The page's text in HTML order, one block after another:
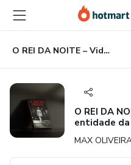
para
conteúdo
principal
para
pagamento
para
rodapé
O REI DA NOITE – Vida e história de uma entidade da Umbanda.
O REI DA
entidade da
MAX